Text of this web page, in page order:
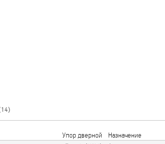
Упор дверной Назначение